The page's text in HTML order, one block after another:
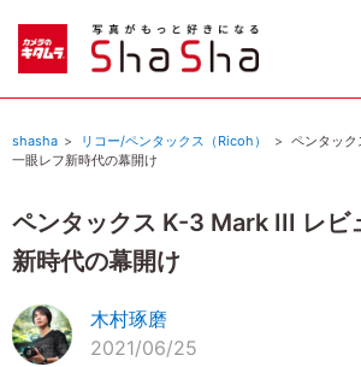
shasha リコー/ペンタックス（Ricoh）
ペンタック
一眼レフ新時代の幕開け
ペンタックス K-3 Mark III レビ
新時代の幕開け
木村琢磨
2021/06/25